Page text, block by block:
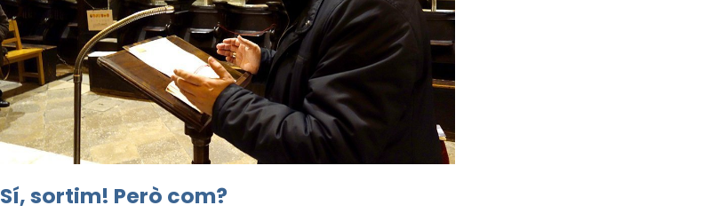
Sí, sortim! Però com?